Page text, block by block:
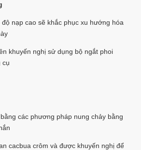
nạp cao sẽ khắc phục xu hướng hóa
khuyến nghị sử dụng bộ ngắt phoi
cụ
các phương pháp nung chảy bằng
cacbua crôm và được khuyến nghị để